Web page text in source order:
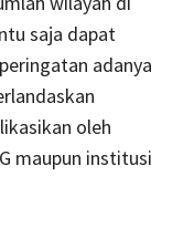
saja dapat
adanya
oleh
maupun institusi